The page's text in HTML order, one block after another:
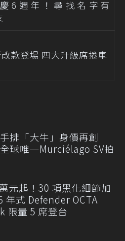
6週年！尋找名字有
款登場 四大升級席捲車
排「大牛」身價再創
球唯一Murciélago SV拍
元起！30 項黑化細節加
年式 Defender OCTA
限量 5 席登台